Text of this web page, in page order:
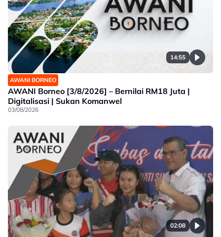
14:55
AWANI BORNEO
AWANI Borneo [3/8/2026] – Bernilai RM18 Juta |
Digitalisasi | Sukan Komanwel
03/08/2026
02:08